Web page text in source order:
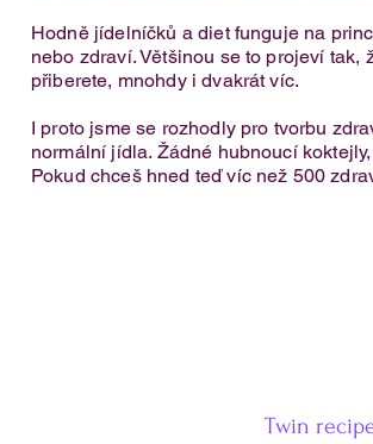
cottage sýra
Hodně jídelníčků a diet funguje na
nebo zdraví. Většinou se to projeví
přiberete, mnohdy i dvakrát víc.
I proto jsme se rozhodly pro tvorbu
normální jídla. Žádné hubnoucí
Pokud chceš hned teď víc než 500
Twin